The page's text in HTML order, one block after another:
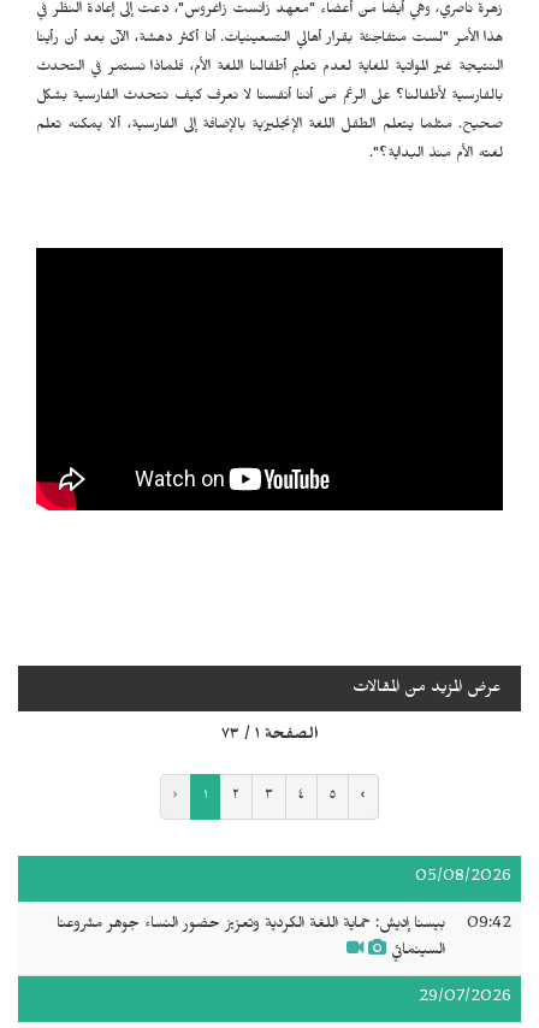
زهرة ناصري، وهي أيضاً من أعضاء "معهد زانست زاغروس"، دعت إلى إعادة النظر في
هذا الأمر "لست متفاجئة بقرار أهالي التسعينيات. أنا أكثر دهشة، الآن بعد أن رأينا
النتيجة غير المواتية للغاية لعدم تعليم أطفالنا اللغة الأم، فلماذا نستمر في التحدث
بالفارسية لأطفالنا؟ على الرغم من أننا أنفسنا لا نعرف كيف نتحدث الفارسية بشكل
صحيح. مثلما يتعلم الطفل اللغة الإنجليزية بالإضافة إلى الفارسية، ألا يمكنه تعلم
لغته الأم منذ البداية؟".
عرض المزيد من المقالات
الصفحة ١ / ٧٣
‹ ١ ٢ ٣ ٤ ٥ ›
05/08/2026
09:42
بيسنا إديش: حماية اللغة الكردية وتعزيز حضور النساء جوهر مشروعنا
السينمائي
29/07/2026